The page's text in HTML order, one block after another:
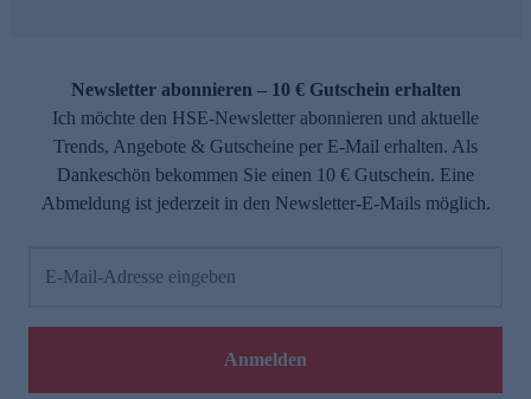
Newsletter abonnieren – 10 € Gutschein erhalten
Ich möchte den HSE-Newsletter abonnieren und aktuelle
Trends, Angebote & Gutscheine per E-Mail erhalten. Als
Dankeschön bekommen Sie einen 10 € Gutschein. Eine
Abmeldung ist jederzeit in den Newsletter-E-Mails möglich.
E-Mail-Adresse eingeben
Anmelden